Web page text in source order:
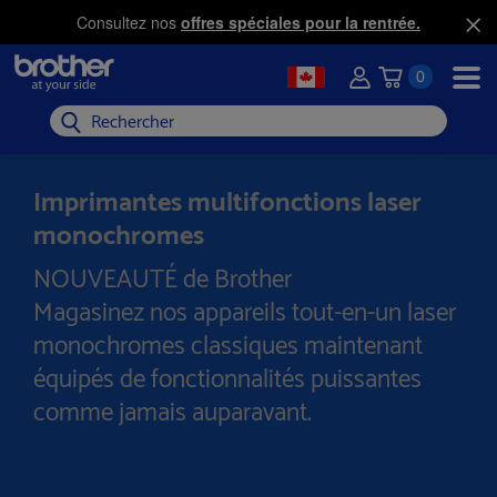
Consultez nos offres spéciales pour la rentrée.
0
Rechercher
Imprimantes multifonctions laser
monochromes
NOUVEAUTÉ de Brother
Magasinez nos appareils tout-en-un laser
monochromes classiques maintenant
équipés de fonctionnalités puissantes
comme jamais auparavant.